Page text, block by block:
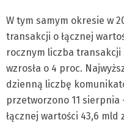
W tym samym okresie w
transakcji o łącznej
rocznym liczba transakcji
wzrosła o 4 proc.
dzienną liczbę
przetworzono 11 sierpnia
łącznej wartości 43,6 mld